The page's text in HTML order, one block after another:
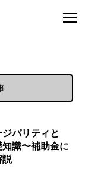
パリティと
識〜補助金に
説